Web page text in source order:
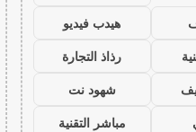
هيدب فيديو
رذاذ التجارة
شهود نت
مباشر التقنية